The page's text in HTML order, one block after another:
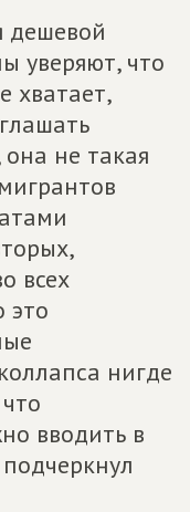
дешевой
уверяют, что
хватает,
не такая
всех
это
нигде
вводить в